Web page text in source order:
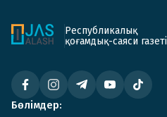
Республикалық
қоғамдық-саяси газеті
Бөлімдер: